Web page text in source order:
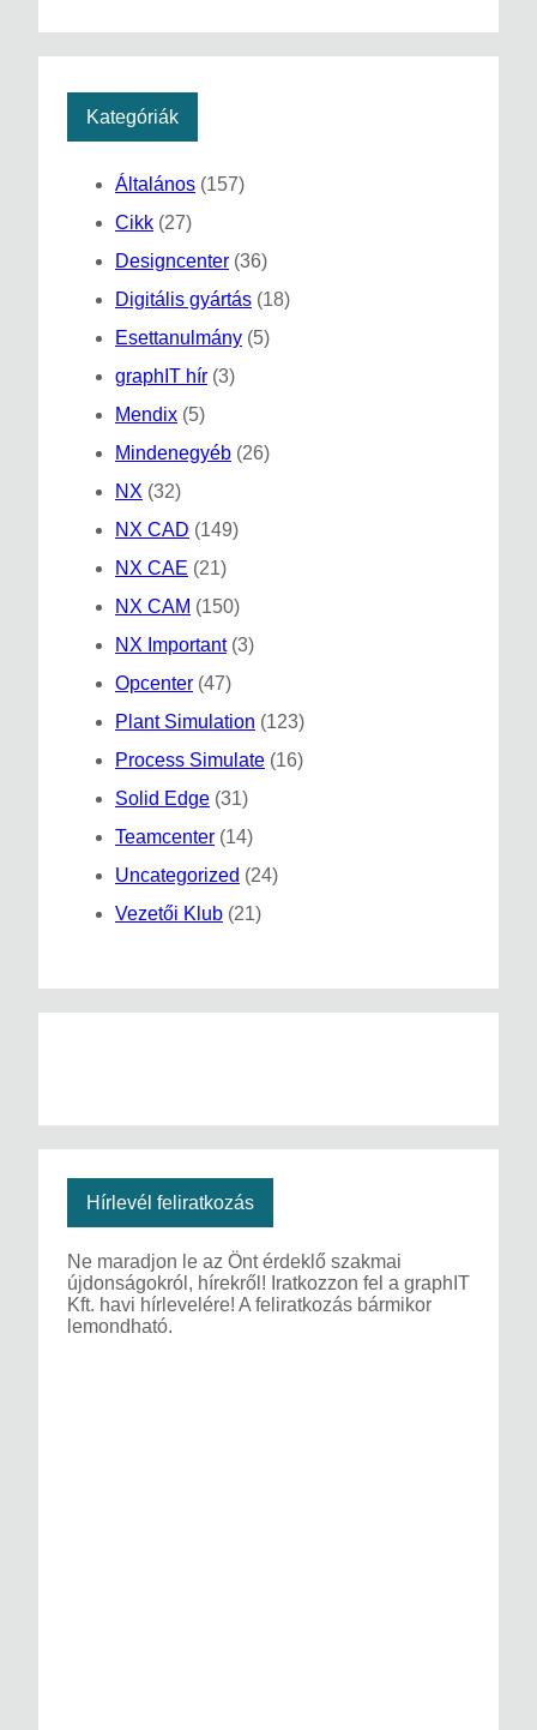
Kategóriák
Általános (157)
Cikk (27)
Designcenter (36)
Digitális gyártás (18)
Esettanulmány (5)
graphIT hír (3)
Mendix (5)
Mindenegyéb (26)
NX (32)
NX CAD (149)
NX CAE (21)
NX CAM (150)
NX Important(3)
Opcenter (47)
Plant Simulation (123)
Process Simulate (16)
Solid Edge (31)
Teamcenter (14)
Uncategorized (24)
Vezetői Klub (21)
Hírlevél feliratkozás
Ne maradjon le az Önt érdeklő szakmai
újdonságokról, hírekről! Iratkozzon fel a graphIT
Kft. havi hírlevelére! A feliratkozás bármikor
lemondható.